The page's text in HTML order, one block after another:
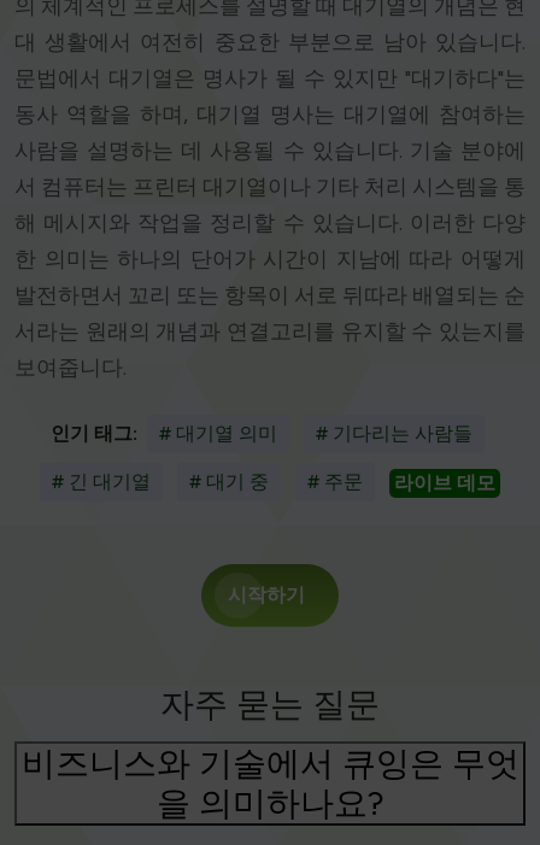
의 체계적인 프로세스를 설명할 때 대기열의 개념은 현
대 생활에서 여전히 중요한 부분으로 남아 있습니다.
문법에서 대기열은 명사가 될 수 있지만 "대기하다"는
동사 역할을 하며, 대기열 명사는 대기열에 참여하는
사람을 설명하는 데 사용될 수 있습니다. 기술 분야에
서 컴퓨터는 프린터 대기열이나 기타 처리 시스템을 통
해 메시지와 작업을 정리할 수 있습니다. 이러한 다양
한 의미는 하나의 단어가 시간이 지남에 따라 어떻게
발전하면서 꼬리 또는 항목이 서로 뒤따라 배열되는 순
서라는 원래의 개념과 연결고리를 유지할 수 있는지를
보여줍니다.
인기 태그: # 대기열 의미 # 기다리는 사람들
# 긴 대기열 # 대기 중 # 주문 라이브 데모
시작하기
자주 묻는 질문
비즈니스와 기술에서 큐잉은 무엇
을 의미하나요?